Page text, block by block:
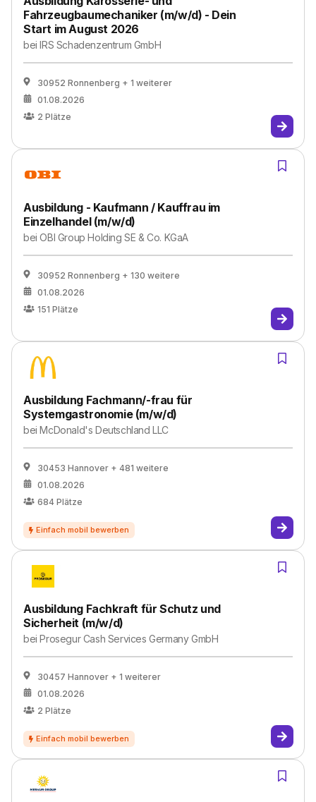
Fahrzeugbaumechaniker (m/w/d) - Dein
Start im August 2026
beiIRS Schadenzentrum GmbH
30952 Ronnenberg + 1 weiterer
01.08.2026
2 Plätze
Ausbildung - Kaufmann / Kauffrau im
Einzelhandel (m/w/d)
beiOBI Group Holding SE & Co. KGaA
30952 Ronnenberg + 130 weitere
01.08.2026
151 Plätze
Ausbildung Fachmann/-frau für
Systemgastronomie (m/w/d)
beiMcDonald's Deutschland LLC
30453 Hannover + 481 weitere
01.08.2026
684 Plätze
Ausbildung Fachkraft für Schutz und
Sicherheit (m/w/d)
beiProsegur Cash Services Germany GmbH
30457 Hannover + 1 weiterer
01.08.2026
2 Plätze